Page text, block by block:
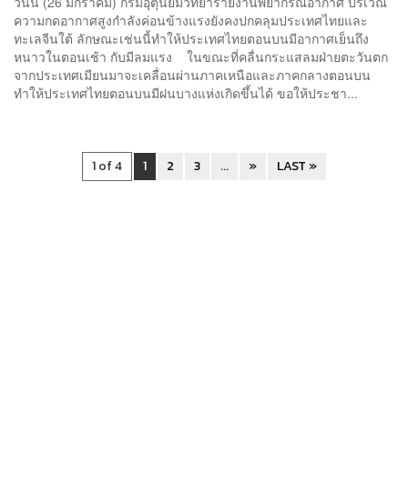
ความกดอากาศสูงกำลังค่อนข้างแรงยังคงปกคลุมประเทศไทยและ
ทะเลจีนใต้ ลักษณะเช่นนี้ทำให้ประเทศไทยตอนบนมีอากาศเย็นถึง
หนาวในตอนเช้า กับมีลมแรง ในขณะที่คลื่นกระแสลมฝ่ายตะวันตก
จากประเทศเมียนมาจะเคลื่อนผ่านภาคเหนือและภาคกลางตอนบน
ทำให้ประเทศไทยตอนบนมีฝนบางแห่งเกิดขึ้นได้ ขอให้ประชา...
1 of 4 1 2 3 ... » LAST »